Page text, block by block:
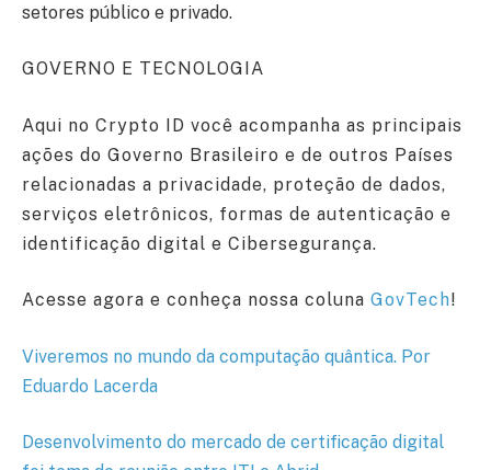
setores público e privado.
GOVERNO E TECNOLOGIA
Aqui no Crypto ID você acompanha as principais
ações do Governo Brasileiro e de outros Países
relacionadas a privacidade, proteção de dados,
serviços eletrônicos, formas de autenticação e
identificação digital e Cibersegurança.
Acesse agora e conheça nossa coluna GovTech!
Viveremos no mundo da computação quântica. Por
Eduardo Lacerda
Desenvolvimento do mercado de certificação digital